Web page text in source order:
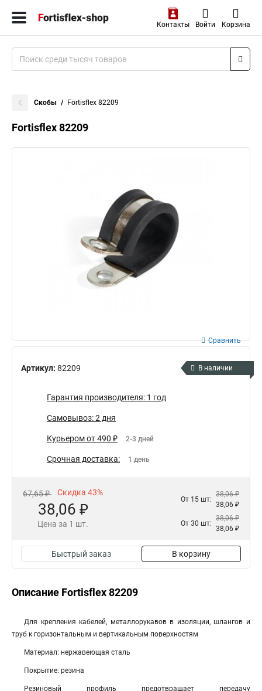
Контакты Войти Корзина
Скобы Fortisflex 82209
Fortisflex 82209
Артикул: 82209
Сравнить
В наличии
Гарантия производителя: 1 год
Самовывоз: 2 дня
Курьером от 490 ₽ 2-3 дней
Срочная доставка: 1 день
67,65 ₽ Скидка 43%
38,06 ₽
Цена за 1 шт.
От 15 шт:
38,06 ₽
38,06 ₽
От 30 шт:
38,06 ₽
38,06 ₽
Быстрый заказ В корзину
Описание Fortisflex 82209
Для крепления кабелей, металлорукавов в изоляции, шлангов и
труб к горизонтальным и вертикальным поверхностям
Материал: нержавеющая сталь
Покрытие: резина
Резиновый профиль предотвращает передачу